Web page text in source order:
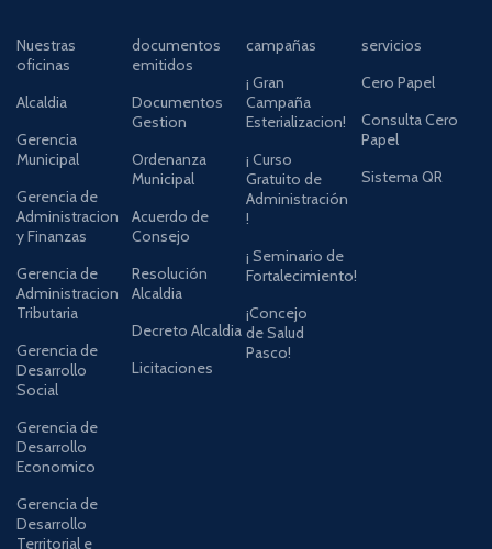
Nuestras
oficinas
Alcaldia
Gerencia
Municipal
Gerencia de
Administracion
y Finanzas
Gerencia de
Administracion
Tributaria
Gerencia de
Desarrollo
Social
Gerencia de
Desarrollo
Economico
Gerencia de
Desarrollo
Territorial e
documentos
emitidos
Documentos
Gestion
Ordenanza
Municipal
Acuerdo de
Consejo
Resolución
Alcaldia
Decreto Alcaldia
Licitaciones
campañas
¡ Gran
Campaña
Esterializacion!
¡ Curso
Gratuito de
Administración
!
¡ Seminario de
Fortalecimiento!
¡Concejo
de Salud
Pasco!
servicios
Cero Papel
Consulta Cero
Papel
Sistema QR